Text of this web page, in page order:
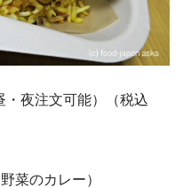
夜注文可能）（税込
菜のカレー）